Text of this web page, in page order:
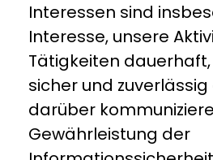
Interessen sind
Interesse, unsere
Tätigkeiten
sicher und
darüber
Gewährleistung der